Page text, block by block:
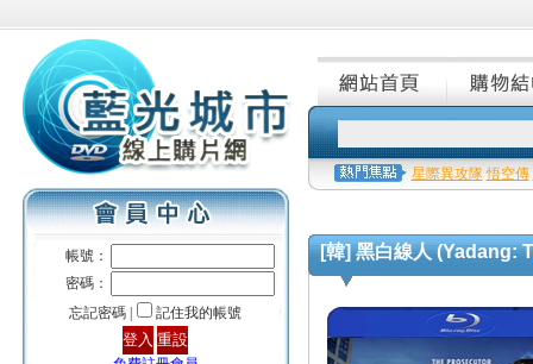
帳號：
密碼：
忘記密碼 |
記住我的帳號
星際異攻隊 悟空傳
[韓] 黑白線人 (Yadang: